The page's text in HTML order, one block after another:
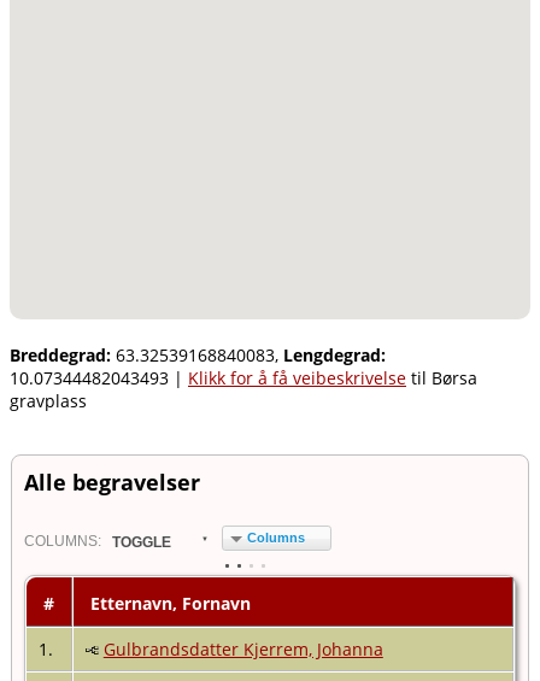
Breddegrad: 63.32539168840083, Lengdegrad:
10.07344482043493 | Klikk for å få veibeskrivelse til Børsa
gravplass
Alle begravelser
COLUMN S: TOGGLE Columns
#
Etternavn, Fornavn
1.
Gulbrandsdatter Kjerrem, Johanna